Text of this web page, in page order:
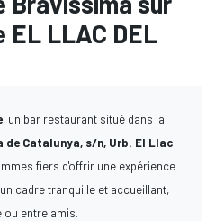
LLAC DEL
, un bar restaurant situé dans la
de Catalunya, s/n, Urb. El Llac
fiers d'offrir une expérience
cadre tranquille et accueillant,
entre amis.